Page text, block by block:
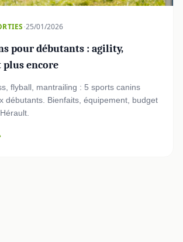
·25/01/2026
pour débutants : agility,
plus encore
flyball, mantrailing : 5 sports canins
débutants. Bienfaits, équipement, budget